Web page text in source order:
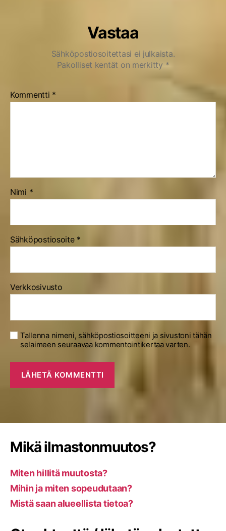
Vastaa
Sähköpostiosoitettasi ei julkaista.
Pakolliset kentät on merkitty *
Kommentti *
Nimi *
Sähköpostiosoite *
Verkkosivusto
Tallenna nimeni, sähköpostiosoitteeni ja sivustoni tähän
selaimeen seuraavaa kommentointikertaa varten.
Mikä ilmastonmuutos?
Miten hillitä muutosta?
Mihin ja miten sopeudutaan?
Mistä saan alueellista tietoa?